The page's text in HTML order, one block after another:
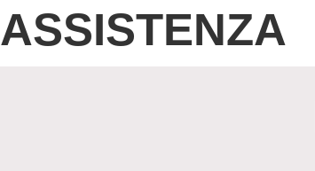
ASSISTENZA